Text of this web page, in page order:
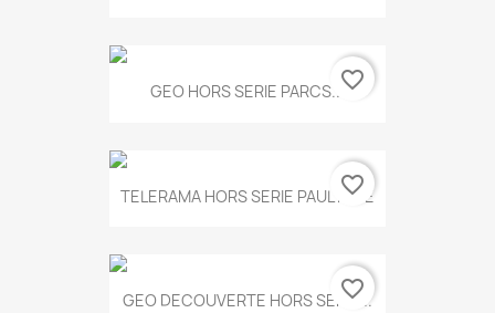
GEO HORS SERIE PARCS...favorite_border
TELERAMA HORS SERIE PAUL KLEE
favorite_border
GEO DECOUVERTE HORS SERIE...
favorite_border